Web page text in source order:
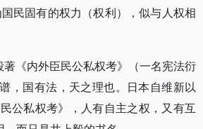
民固有的权力（权利），似与人权相
《内外臣民公私权考》（一名宪法衍
，国有法，天之理也。日本自维新以
公私权考》，人有自主之权，又有互